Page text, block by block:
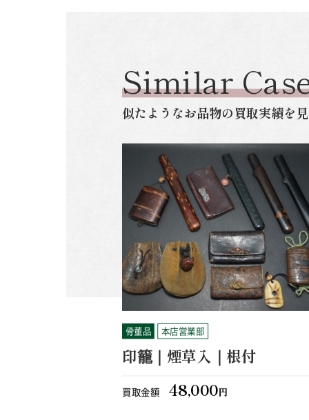
Similar
似たようなお品物の買取実績を
骨董品 本店営業部
印籠｜煙草入｜根付
買取金額 48,000円